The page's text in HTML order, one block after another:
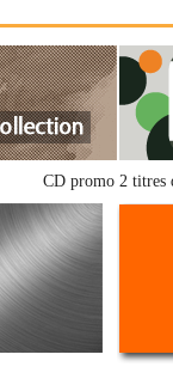
CD promo 2 titres